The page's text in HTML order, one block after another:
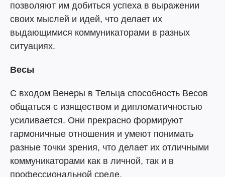
позволяют им добиться успеха в выражении
своих мыслей и идей, что делает их
выдающимися коммуникаторами в разных
ситуациях.
Весы
С входом Венеры в Тельца способность Весов
общаться с изяществом и дипломатичностью
усиливается. Они прекрасно формируют
гармоничные отношения и умеют понимать
разные точки зрения, что делает их отличными
коммуникаторами как в личной, так и в
профессиональной среде.